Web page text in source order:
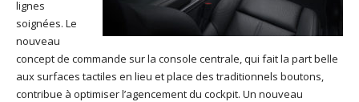
lignes
soignées. Le
nouveau
concept de commande sur la console centrale, qui fait la part belle
aux surfaces tactiles en lieu et place des traditionnels boutons,
contribue à optimiser l’agencement du cockpit. Un nouveau